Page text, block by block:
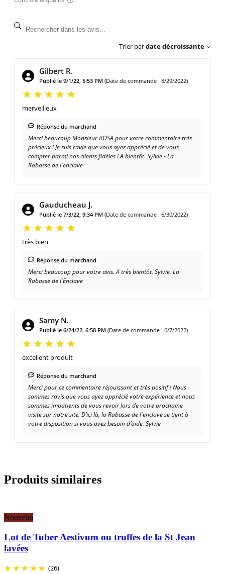
Trier pardate décroissante
Gilbert R.
Publié le 9/1/22, 5:53 PM (Date de commande : 8/29/2022)
merveilleux
Réponse du marchand
Merci beaucoup Monsieur ROSA pour votre commentaire très
précieux ! Je suis ravie que vous ayez apprécié et de vous
compter parmi nos clients fidèles ! A bientôt. Sylvie - La
Rabasse de l'enclave
Gauducheau J.
Publié le 7/3/22, 9:34 PM (Date de commande : 6/30/2022)
très bien
Réponse du marchand
Merci beaucoup pour votre avis. A très bientôt. Sylvie. La
Rabasse de l'Enclave
Samy N.
Publié le 6/24/22, 6:58 PM (Date de commande : 6/7/2022)
excellent produit
Réponse du marchand
Merci pour ce commentaire réjouissant et très positif ! Nous
sommes ravis que vous ayez apprécié votre expérience et nous
sommes impatients de vous revoir lors de votre prochaine
visite sur notre site. D’ici là, la Rabasse de l'enclave se tient à
votre disposition si vous avez besoin d’aide. Sylvie
Produits similaires
Nouveau
Lot de Tuber Aestivum ou truffes de la St Jean
lavées
(26)